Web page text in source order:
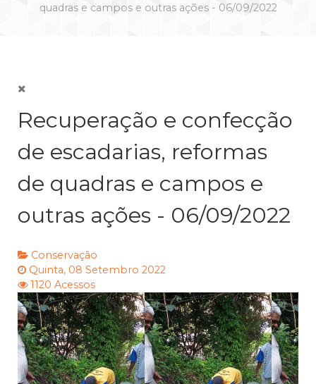
quadras e campos e outras ações - 06/09/2022
Recuperação e confecção
de escadarias, reformas
de quadras e campos e
outras ações - 06/09/2022
Conservação
Quinta, 08 Setembro 2022
1120 Acessos